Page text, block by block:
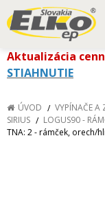
Aktualizácia
STIAHNUTIE
ÚVOD VYPÍNAČE A
SIRIUS
LOGUS90 -
TNA: 2 - rámček, orech/